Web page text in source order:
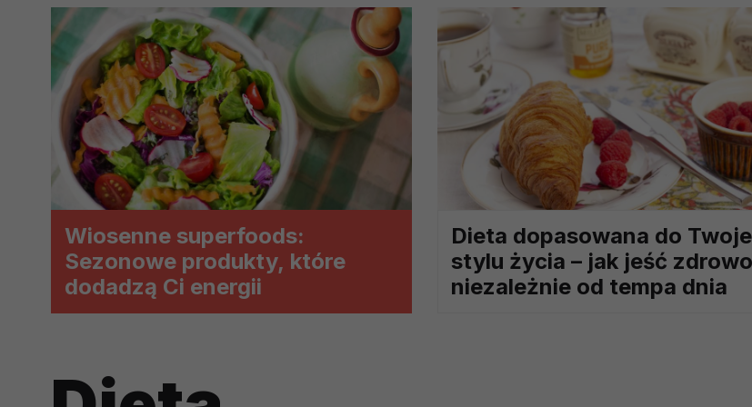
Wiosenne superfoods:
Sezonowe produkty, które
dodadzą Ci energii
Dieta dopasowana do
stylu życia – jak jeść
niezależnie od tempa dnia
prawną dla pomiarów statystycznych i marketingu własnego administratorów jest tzw.
Przetwarzanie Twoich danych w celach marketingowych podmiotów trzecich będzie
zgody.